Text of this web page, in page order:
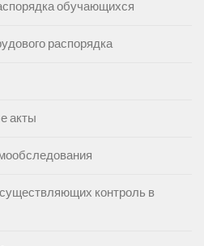
обучающихся
распорядка
акты
контроль в